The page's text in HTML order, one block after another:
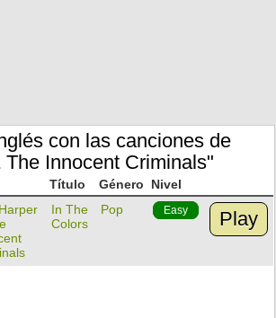
con las canciones de
Innocent Criminals"
Título Género
Nivel
In The
Colors
Pop Easy Play